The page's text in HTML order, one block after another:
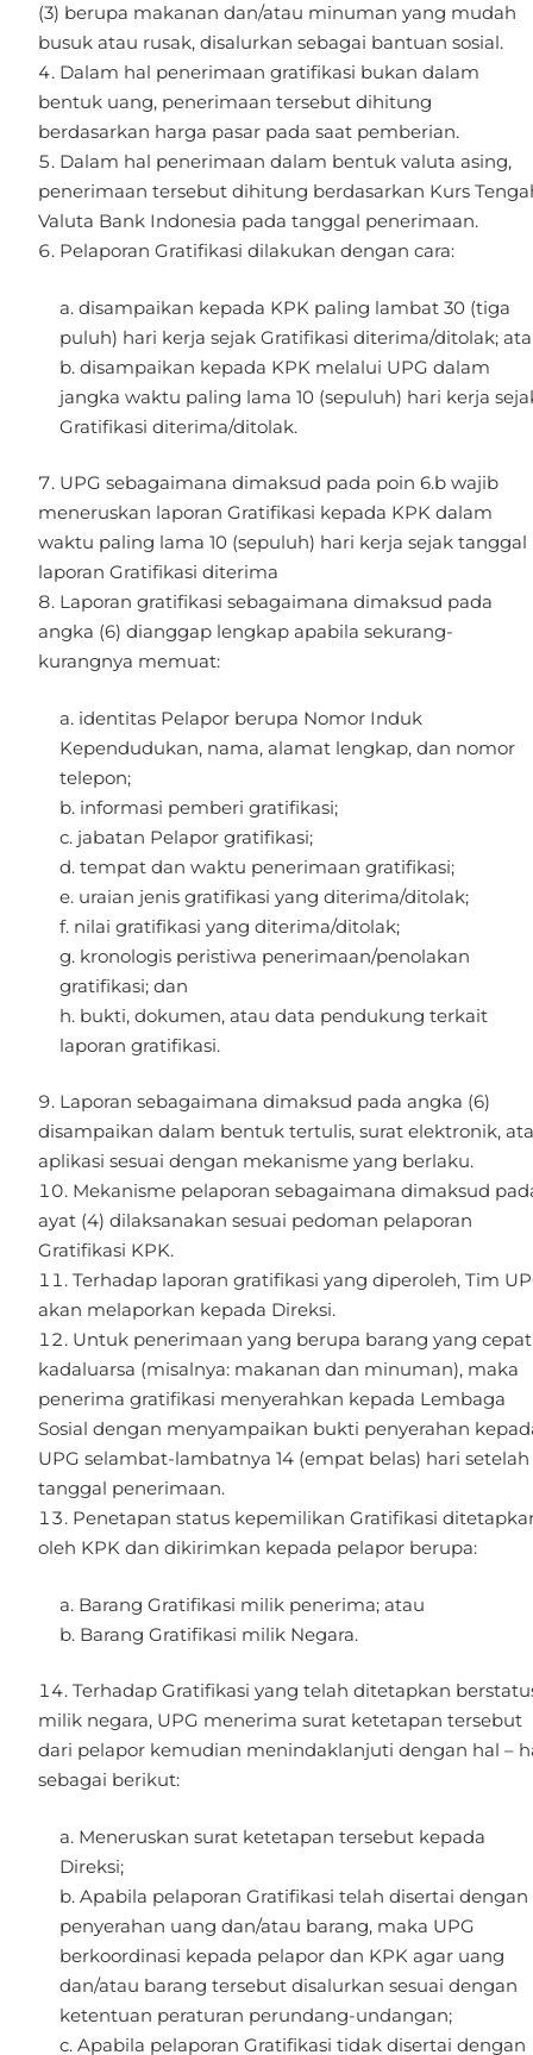
(3) berupa makanan dan/atau minuman yang mudah
busuk atau rusak, disalurkan sebagai bantuan sosial.
Dalam hal penerimaan gratifikasi bukan dalam
bentuk uang, penerimaan tersebut dihitung
berdasarkan harga pasar pada saat pemberian.
Dalam hal penerimaan dalam bentuk valuta asing,
penerimaan tersebut dihitung berdasarkan Kurs
Valuta Bank Indonesia pada tanggal penerimaan.
Pelaporan Gratifikasi dilakukan dengan cara:
disampaikan kepada KPK paling lambat 30 (tiga
puluh) hari kerja sejak Gratifikasi diterima/ditolak;
disampaikan kepada KPK melalui UPG dalam
jangka waktu paling lama 10 (sepuluh) hari kerja
Gratifikasi diterima/ditolak.
UPG sebagaimana dimaksud pada poin 6.b wajib
meneruskan laporan Gratifikasi kepada KPK dalam
waktu paling lama 10 (sepuluh) hari kerja sejak tanggal
laporan Gratifikasi diterima
Laporan gratifikasi sebagaimana dimaksud pada
angka (6) dianggap lengkap apabila sekurang-
kurangnya memuat:
identitas Pelapor berupa Nomor Induk
Kependudukan, nama, alamat lengkap, dan nomor
telepon;
informasi pemberi gratifikasi;
jabatan Pelapor gratifikasi;
tempat dan waktu penerimaan gratifikasi;
uraian jenis gratifikasi yang diterima/ditolak;
nilai gratifikasi yang diterima/ditolak;
kronologis peristiwa penerimaan/penolakan
gratifikasi; dan
bukti, dokumen, atau data pendukung terkait
laporan gratifikasi.
Laporan sebagaimana dimaksud pada angka (6)
disampaikan dalam bentuk tertulis, surat elektronik,
aplikasi sesuai dengan mekanisme yang berlaku.
Mekanisme pelaporan sebagaimana dimaksud
ayat (4) dilaksanakan sesuai pedoman pelaporan
Gratifikasi KPK.
Terhadap laporan gratifikasi yang diperoleh, Tim
akan melaporkan kepada Direksi.
Untuk penerimaan yang berupa barang yang cepat
kadaluarsa (misalnya: makanan dan minuman), maka
penerima gratifikasi menyerahkan kepada Lembaga
Sosial dengan menyampaikan bukti penyerahan
UPG selambat-lambatnya 14 (empat belas) hari setelah
tanggal penerimaan.
Penetapan status kepemilikan Gratifikasi
oleh KPK dan dikirimkan kepada pelapor berupa:
Barang Gratifikasi milik penerima; atau
Barang Gratifikasi milik Negara.
Terhadap Gratifikasi yang telah ditetapkan
milik negara, UPG menerima surat ketetapan tersebut
dari pelapor kemudian menindaklanjuti dengan hal –
sebagai berikut:
Meneruskan surat ketetapan tersebut kepada
Direksi;
Apabila pelaporan Gratifikasi telah disertai dengan
penyerahan uang dan/atau barang, maka UPG
berkoordinasi kepada pelapor dan KPK agar uang
dan/atau barang tersebut disalurkan sesuai dengan
ketentuan peraturan perundang-undangan;
Apabila pelaporan Gratifikasi tidak disertai dengan